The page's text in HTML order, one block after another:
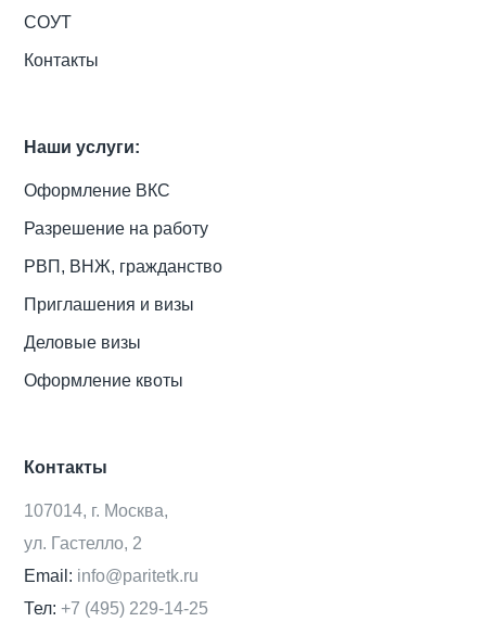
СОУТ
Контакты
Наши услуги:
Оформление ВКС
Разрешение на работу
РВП, ВНЖ, гражданство
Приглашения и визы
Деловые визы
Оформление квоты
Контакты
107014, г. Москва,
ул. Гастелло, 2
Email: info@paritetk.ru
Тел: +7 (495) 229-14-25